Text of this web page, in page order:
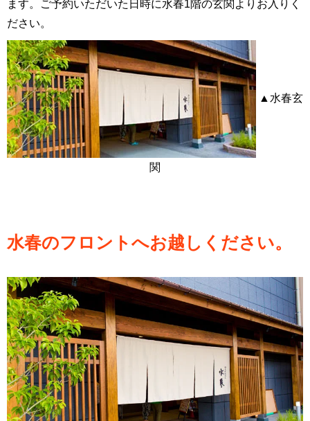
ます。ご予約いただいた日時に水春1階の玄関よりお入りく
ださい。
▲水春玄
関
水春のフロントへお越しください。